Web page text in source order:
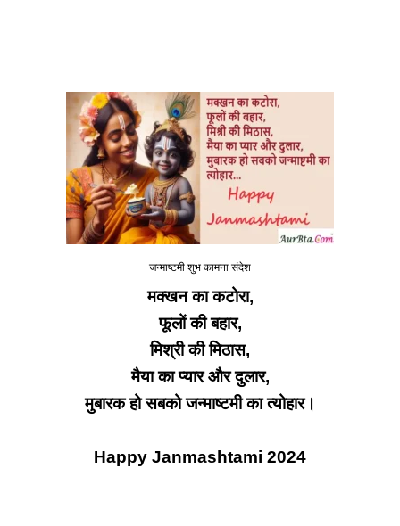
जन्माष्टमी शुभ कामना संदेश
मक्खन का कटोरा,
फूलों की बहार,
मिश्री की मिठास,
मैया का प्यार और दुलार,
मुबारक हो सबको जन्माष्टमी का त्योहार।
Happy Janmashtami 2024